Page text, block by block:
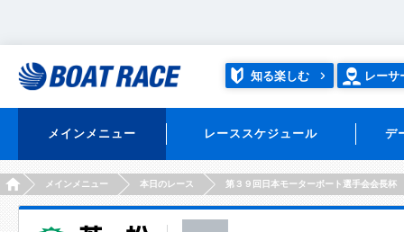
知る楽しむ レーサ
メインメニュー レーススケジュール デ
HOMEメインメニュー 本日のレース 第３９回日本モーターボート選手会会長杯